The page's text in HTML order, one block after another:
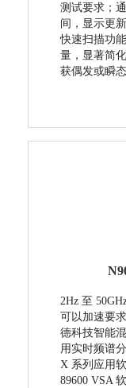
测试要求；
间，显示更
快速扫描功
量，显著简
获偶发或瞬
2Hz 至
可以加速要
德科技智能
用实时频谱
X 系列应用
89600 VSA